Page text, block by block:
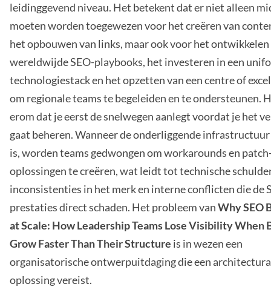
leidinggevend niveau. Het betekent dat er niet alleen
moeten worden toegewezen voor het creëren van
het opbouwen van links, maar ook voor het ontwikkelen
wereldwijde SEO-playbooks, het investeren in een
technologiestack en het opzetten van een centre of
om regionale teams te begeleiden en te ondersteunen.
erom dat je eerst de snelwegen aanlegt voordat je het
gaat beheren. Wanneer de onderliggende
is, worden teams gedwongen om workarounds en
oplossingen te creëren, wat leidt tot technische
inconsistenties in het merk en interne conflicten die de
prestaties direct schaden. Het probleem vanWhy SEO
at Scale: How Leadership Teams Lose Visibility When
Grow Faster Than Their Structure is in wezen een
organisatorische ontwerpuitdaging die een
oplossing vereist.